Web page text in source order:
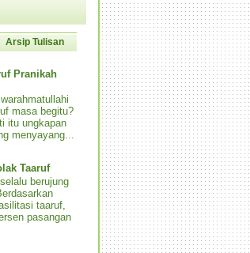
Arsip Tulisan
Pranikah
masa begitu?
itu ungkapan
menyayang...
Taaruf
berujung
taaruf,
pasangan